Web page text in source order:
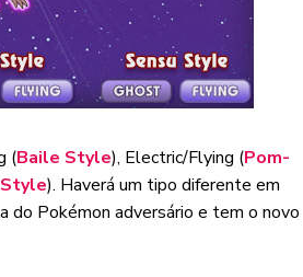
(Baile Style), Electric/Flying (Pom-
). Haverá um tipo diferente em
do Pokémon adversário e tem o novo